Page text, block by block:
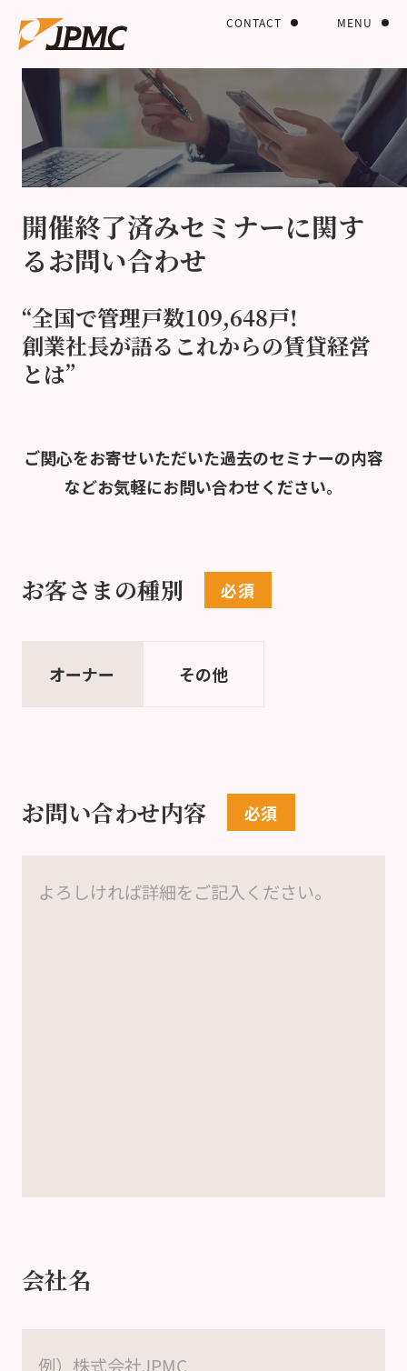
MENU
CONTACT
開催終了済みセミナーに関す
るお問い合わせ
“全国で管理戸数109,648戸!
創業社長が語るこれからの賃貸経営
とは”
ご関心をお寄せいただいた過去のセミナーの内容
などお気軽にお問い合わせください。
お客さまの種別
オーナー その他
お問い合わせ内容
会社名